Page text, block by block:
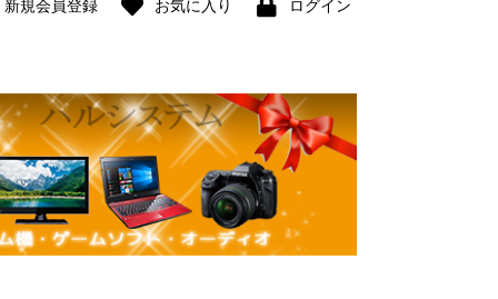
新規会員登録 お気に入り ログイン